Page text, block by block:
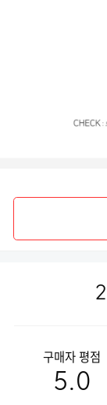
2
구매자 평점
5.0